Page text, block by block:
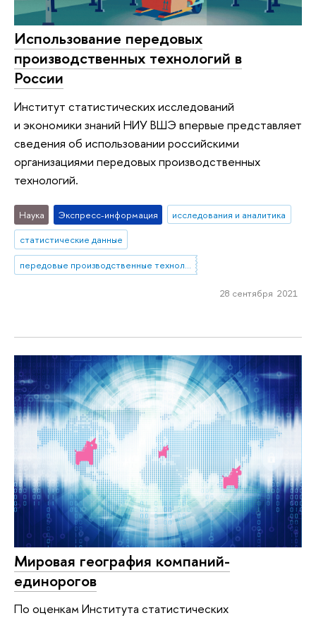
Использование передовых
производственных технологий в
России
Институт статистических исследований
и экономики знаний НИУ ВШЭ впервые представляет
сведения об использовании российскими
организациями передовых производственных
технологий.
Наука Экспресс-информация
исследования и аналитика
статистические данные
передовые производственные технологии
28 сентября 2021
Мировая география компаний-
единорогов
По оценкам Института статистических